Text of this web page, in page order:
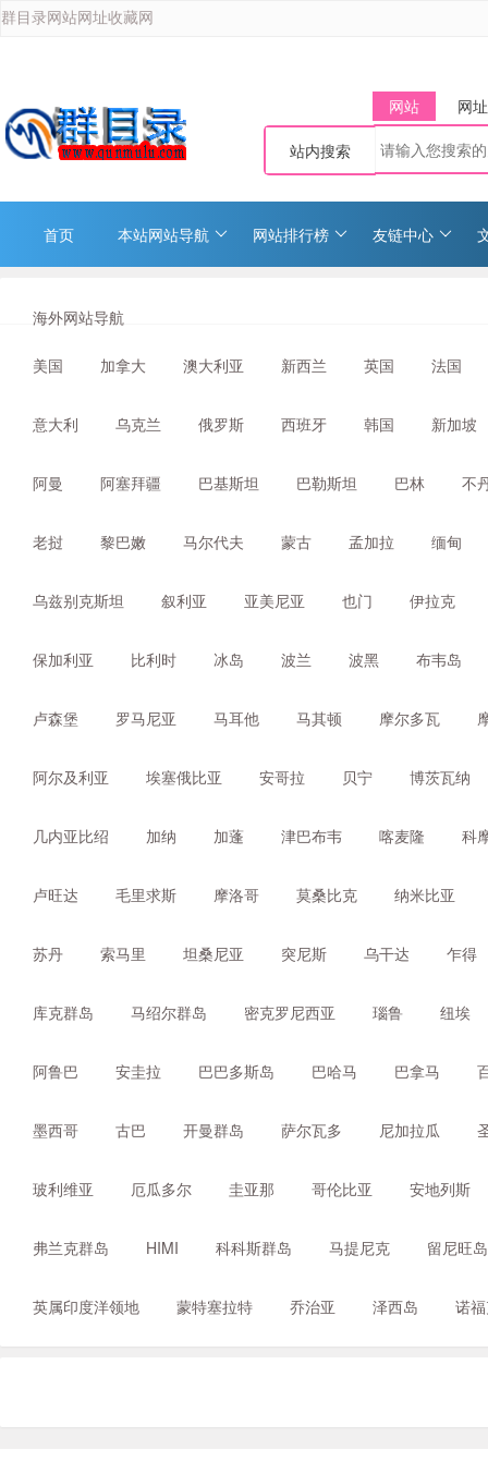
群目录网站网址收藏网
网站 网址
站内搜索
首页 本站网站导航 网站排行榜 友链中心
海外网站导航
美国 加拿大 澳大利亚 新西兰 英国 法国
意大利 乌克兰 俄罗斯 西班牙 韩国 新加坡
阿曼 阿塞拜疆 巴基斯坦 巴勒斯坦 巴林 不
老挝 黎巴嫩 马尔代夫 蒙古 孟加拉 缅甸
乌兹别克斯坦 叙利亚 亚美尼亚 也门 伊拉克
保加利亚 比利时 冰岛 波兰 波黑 布韦岛
卢森堡 罗马尼亚 马耳他 马其顿 摩尔多瓦
阿尔及利亚 埃塞俄比亚 安哥拉 贝宁 博茨瓦纳
几内亚比绍 加纳 加蓬 津巴布韦 喀麦隆 科
卢旺达 毛里求斯 摩洛哥 莫桑比克 纳米比亚
苏丹 索马里 坦桑尼亚 突尼斯 乌干达 乍得
库克群岛 马绍尔群岛 密克罗尼西亚 瑙鲁 纽埃
阿鲁巴 安圭拉 巴巴多斯岛 巴哈马 巴拿马
墨西哥 古巴 开曼群岛 萨尔瓦多 尼加拉瓜
玻利维亚 厄瓜多尔 圭亚那 哥伦比亚 安地列斯
弗兰克群岛 HIMI 科科斯群岛 马提尼克 留尼旺岛
英属印度洋领地 蒙特塞拉特 乔治亚 泽西岛 诺